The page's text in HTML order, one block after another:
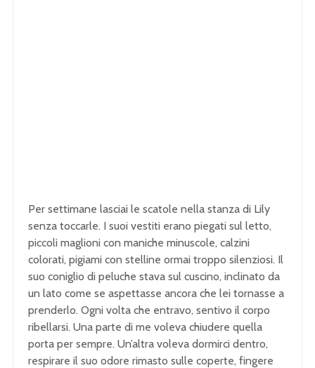
Per settimane lasciai le scatole nella stanza di Lily
senza toccarle. I suoi vestiti erano piegati sul letto,
piccoli maglioni con maniche minuscole, calzini
colorati, pigiami con stelline ormai troppo silenziosi. Il
suo coniglio di peluche stava sul cuscino, inclinato da
un lato come se aspettasse ancora che lei tornasse a
prenderlo. Ogni volta che entravo, sentivo il corpo
ribellarsi. Una parte di me voleva chiudere quella
porta per sempre. Un’altra voleva dormirci dentro,
respirare il suo odore rimasto sulle coperte, fingere